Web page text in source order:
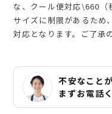
な、クール便対応\660（
サイズに制限があるため
対応となります。ご了承
不安なこと
まずお電話